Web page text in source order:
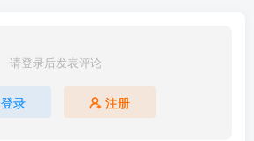
请登录后发表评论
登录 注册